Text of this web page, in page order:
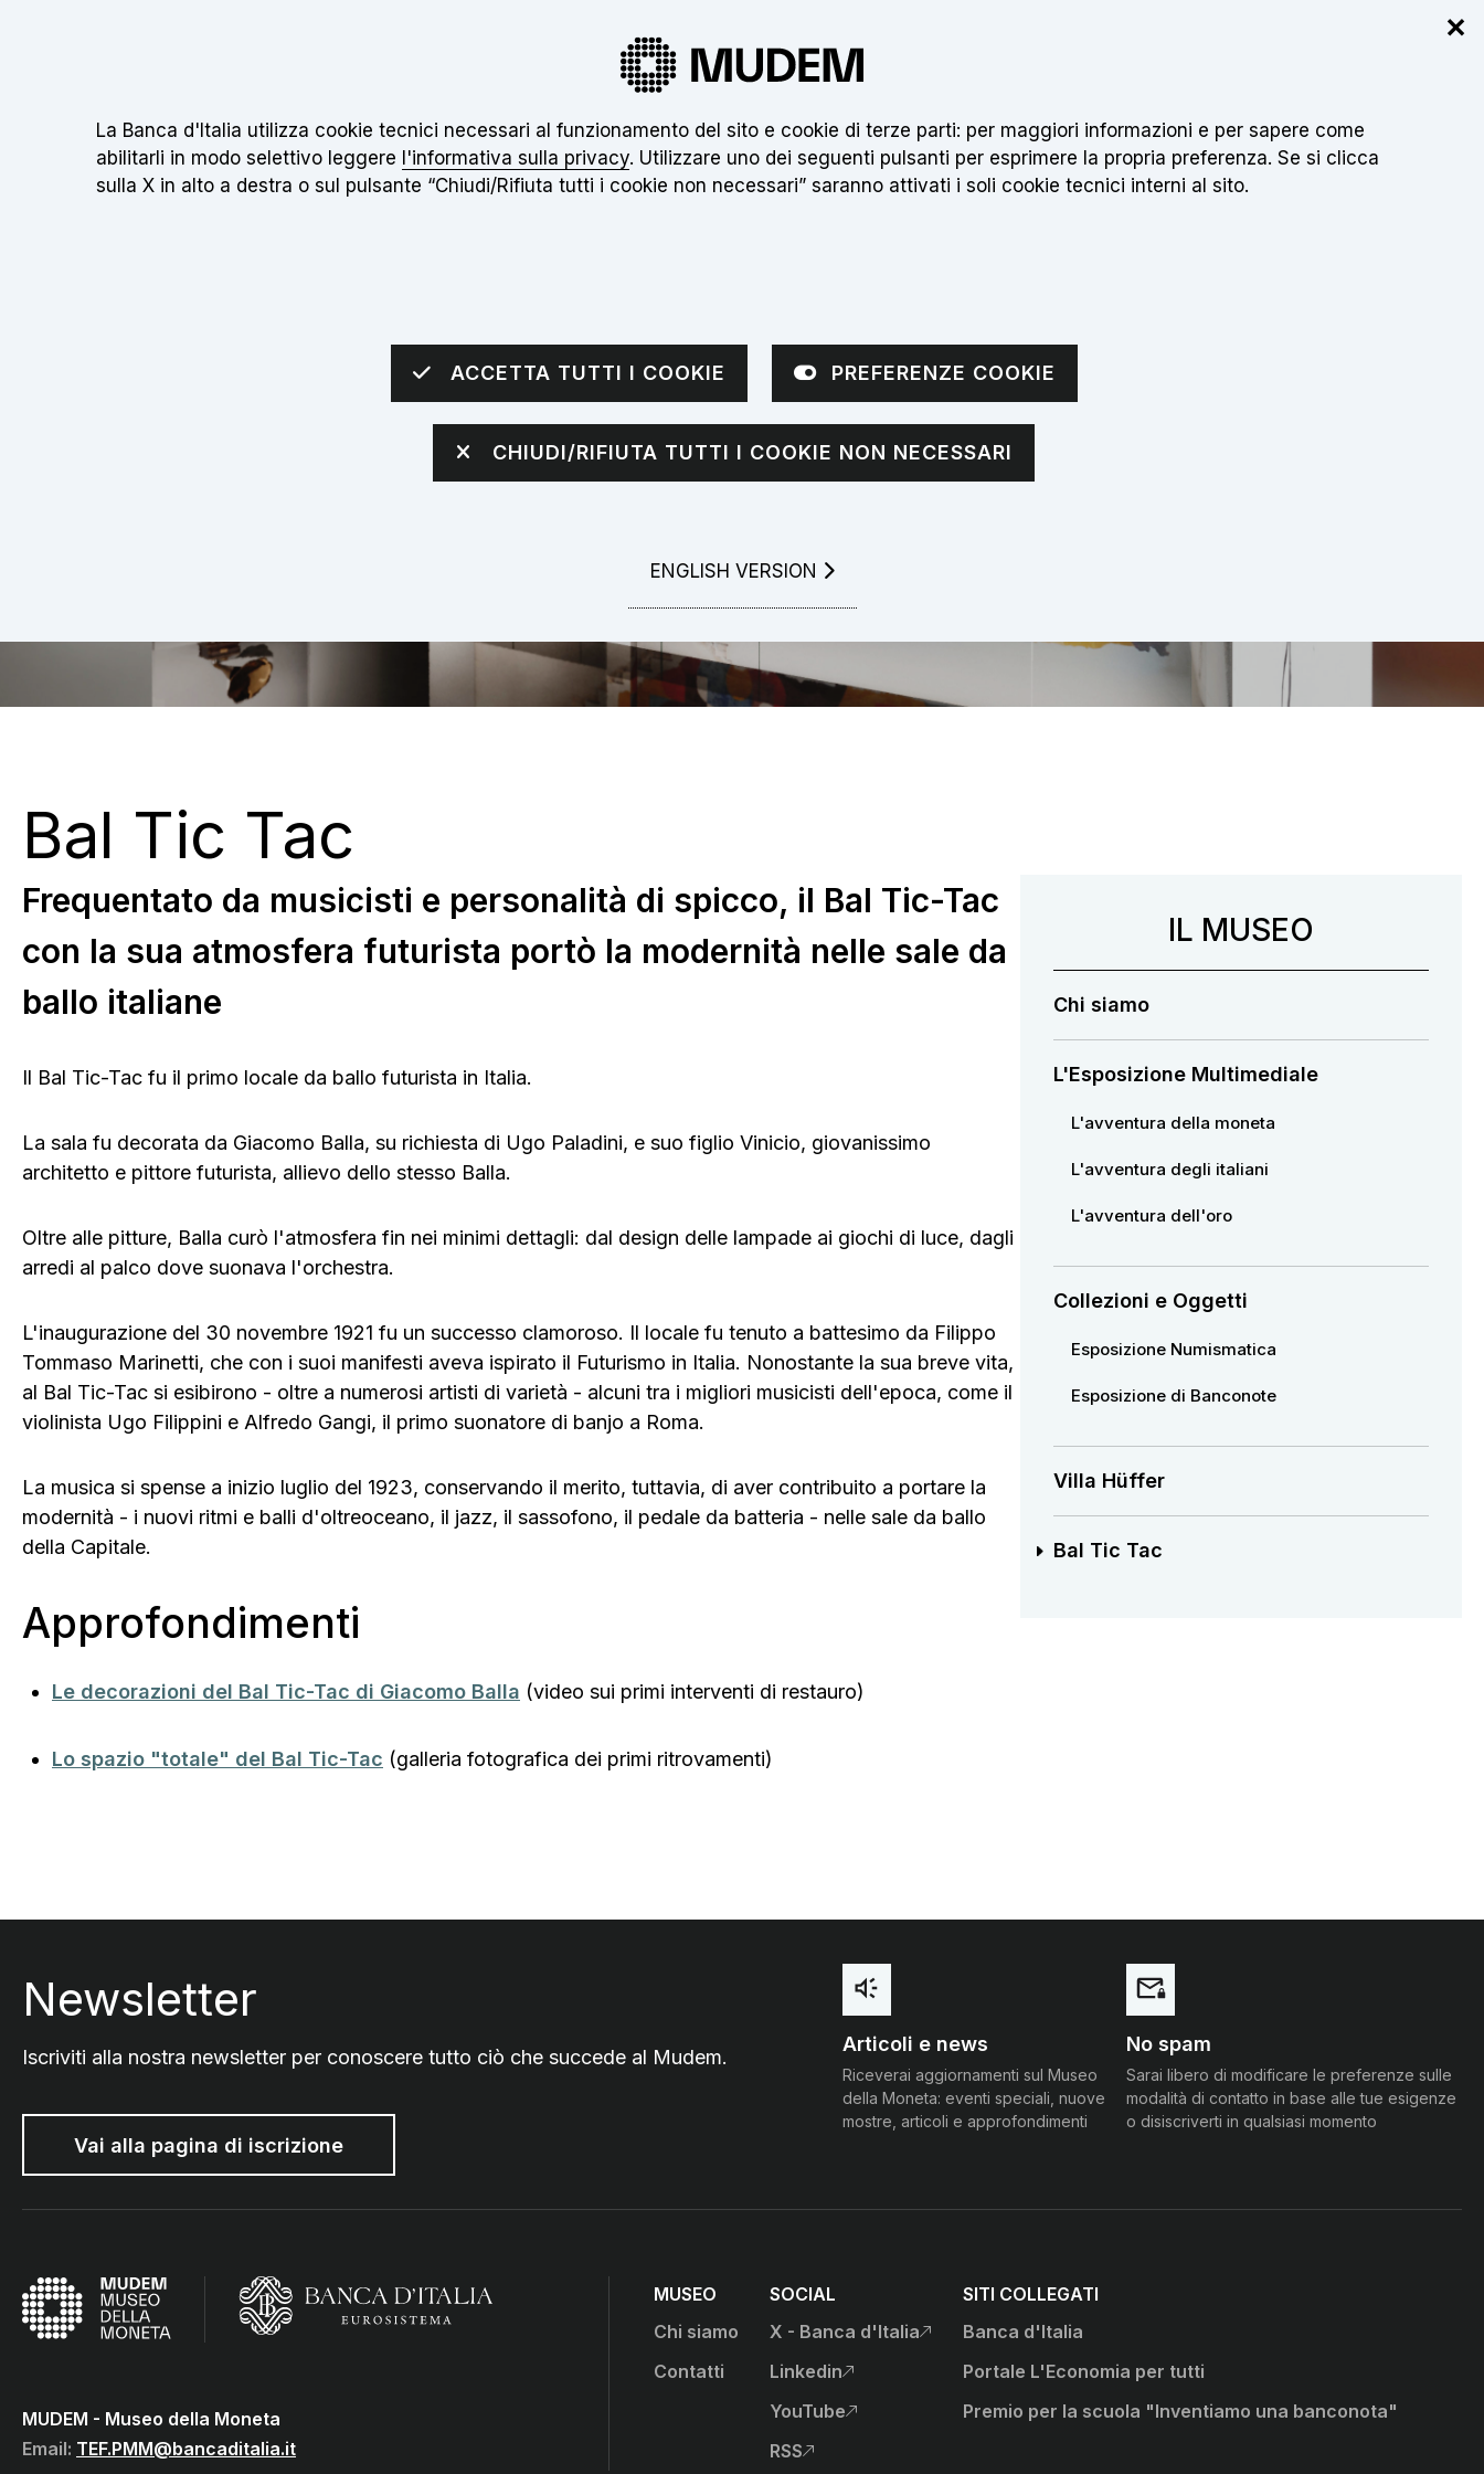
Il nuovo museo non è ancora aperto. Clicca
Inserisci testo da cercare
Cerca
Bal Tic Tac
Frequentato da musicisti e personalità di spicco, il Bal Tic-Tac
con la sua atmosfera futurista portò la modernità nelle sale da
ballo italiane
Il Bal Tic-Tac fu il primo locale da ballo futurista in Italia.
La sala fu decorata da Giacomo Balla, su richiesta di Ugo Paladini, e suo figlio Vinicio, giovanissimo
architetto e pittore futurista, allievo dello stesso Balla.
Oltre alle pitture, Balla curò l'atmosfera fin nei minimi dettagli: dal design delle lampade ai giochi di luce, dagli
arredi al palco dove suonava l'orchestra.
L'inaugurazione del 30 novembre 1921 fu un successo clamoroso. Il locale fu tenuto a battesimo da Filippo
Tommaso Marinetti, che con i suoi manifesti aveva ispirato il Futurismo in Italia. Nonostante la sua breve vita,
al Bal Tic-Tac si esibirono - oltre a numerosi artisti di varietà - alcuni tra i migliori musicisti dell'epoca, come il
violinista Ugo Filippini e Alfredo Gangi, il primo suonatore di banjo a Roma.
La musica si spense a inizio luglio del 1923, conservando il merito, tuttavia, di aver contribuito a portare la
modernità - i nuovi ritmi e balli d'oltreoceano, il jazz, il sassofono, il pedale da batteria - nelle sale da ballo
della Capitale.
Approfondimenti
Le decorazioni del Bal Tic-Tac di Giacomo Balla (video sui primi interventi di restauro)
Lo spazio "totale" del Bal Tic-Tac (galleria fotografica dei primi ritrovamenti)
Navigazione secondaria
IL MUSEO
Chi siamo
L'Esposizione Multimediale
L'avventura della moneta
L'avventura degli italiani
L'avventura dell'oro
Collezioni e Oggetti
Esposizione Numismatica
Esposizione di Banconote
Villa Hüffer
Bal Tic Tac
Newsletter
Iscriviti alla nostra newsletter per conoscere tutto ciò che succede al Mudem.
Articoli e news
Riceverai aggiornamenti sul Museo
della Moneta: eventi speciali, nuove
mostre, articoli e approfondimenti
No spam
Sarai libero di modificare le preferenze sulle
modalità di contatto in base alle tue esigenze
o disiscriverti in qualsiasi momento
Vai alla pagina di iscrizione
MUDEM - Museo della Moneta
MUDEM - Museo della Moneta
Email: TEF.PMM@bancaditalia.it
MUSEO
Chi siamo
Contatti
SOCIAL
X - Banca d'Italia
, apre sito esterno in nuova scheda
Linkedin
, apre sito esterno in nuova scheda
YouTube
, apre sito esterno in nuova scheda
RSS
, apre sito esterno in nuova scheda
SITI COLLEGATI
Banca d'Italia
Portale L'Economia per tutti
Premio per la scuola "Inventiamo una banconota"
✕
Informativa sui cookie:
La Banca d'Italia utilizza cookie tecnici necessari al funzionamento del sito e cookie di terze parti: per maggiori informazioni e per sapere come
abilitarli in modo selettivo leggere l'informativa sulla privacy. Utilizzare uno dei seguenti pulsanti per esprimere la propria preferenza. Se si clicca
sulla X in alto a destra o sul pulsante “Chiudi/Rifiuta tutti i cookie non necessari” saranno attivati i soli cookie tecnici interni al sito.
ACCETTA TUTTI I COOKIE PREFERENZE COOKIE
CHIUDI/RIFIUTA TUTTI I COOKIE NON NECESSARI
GO TO
ENGLISH VERSION